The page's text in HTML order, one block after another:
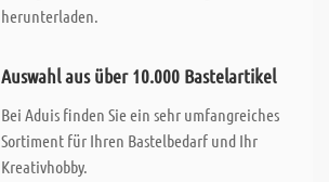
herunterladen.
Auswahl aus über 10.000 Bastelartikel
Bei Aduis finden Sie ein sehr umfangreiches
Sortiment für Ihren Bastelbedarf und Ihr
Kreativhobby.